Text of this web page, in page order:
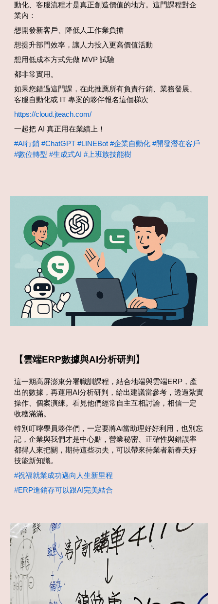
動化、客服流程才是真正創造價值的地方。這門課程對企
業內：
想開發新客戶、降低人工作業負擔
想提升部門效率，讓人力投入更高價值活動
想用低成本方式先做 MVP 試驗
都非常實用。
如果您錯過這門課，在此推薦所有負責行銷、業務發展、
客服自動化或 IT 專案的夥伴報名這個梯次
https://cloud.jteach.com/
一起把 AI 真正用在業績上！
#AI行銷 #ChatGPT #LINEBot #企業自動化 #開發潛在客戶
#數位轉型 #生成式AI #上班族技能樹
【雲端ERP數據與AI分析研判】
這一期高屏澎東分署職訓課程，結合地端與雲端ERP，產
出的數據，再運用AI分析研判，給出建議當參考，透過紮實
操作、個案演練。看見他們經常自主互相討論，相信一定
收穫滿滿。
特別叮嚀學員夥伴們，一定要將Ai當助理好好利用，也別忘
記，企業與我們才是中心點，營業秘密、正確性與錯誤率
都得人來把關，期待這些功夫，可以帶來待業者新春天好
技能新知識。
#祝福就業成功邁向人生新里程
#ERP進銷存可以跟AI完美結合